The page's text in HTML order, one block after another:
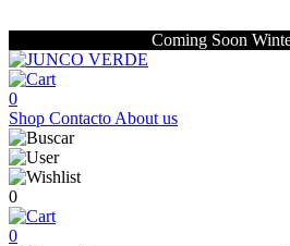
Coming Soon
0
Shop Contacto About us
0
0